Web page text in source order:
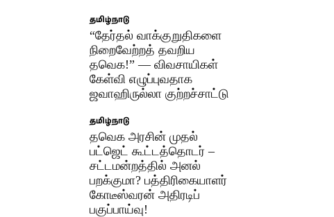
தமிழ்நாடு
“தேர்தல் வாக்குறுதிகளை
நிறைவேற்றத் தவறிய
தவெக!” — விவசாயிகள்
கேள்வி எழுப்புவதாக
ஜவாஹிருல்லா குற்றச்சாட்டு
தமிழ்நாடு
தவெக அரசின் முதல்
பட்ஜெட் கூட்டத்தொடர் –
சட்டமன்றத்தில் அனல்
பறக்குமா? பத்திரிகையாளர்
கோடீஸ்வரன் அதிரடிப்
பகுப்பாய்வு!